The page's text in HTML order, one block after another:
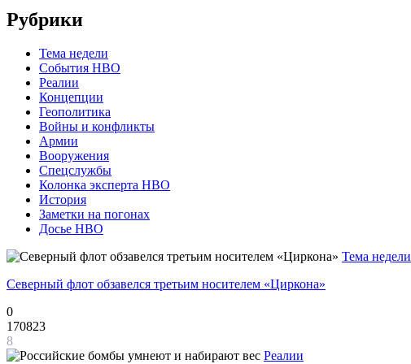
Рубрики
Тема недели
События НВО
Реалии
Концепции
Геополитика
Войны и конфликты
Армии
Вооружения
Спецслужбы
Колонка эксперта НВО
История
Заметки на погонах
Досье НВО
Тема недели
Северный флот обзавелся третьим носителем «Циркона»
0
170823
8
Реалии